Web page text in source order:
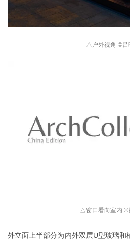
△ 户外视角 ©吕
△窗口看向室内 ©
外立面上半部分为内外双层U型玻璃和